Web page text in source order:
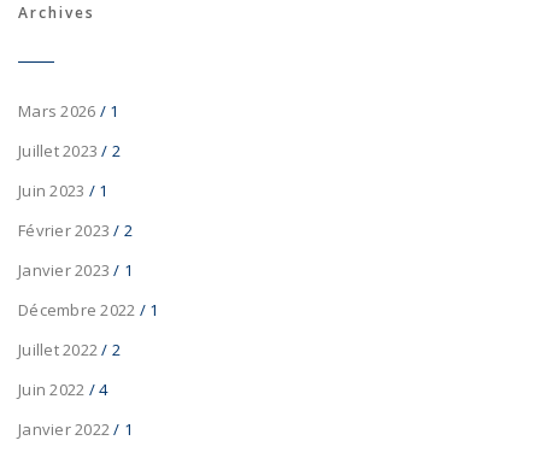
Archives
Mars 2026 / 1
Juillet 2023 / 2
Juin 2023 / 1
Février 2023 / 2
Janvier 2023 / 1
Décembre 2022 / 1
Juillet 2022/ 2
Juin 2022 / 4
Janvier 2022/ 1